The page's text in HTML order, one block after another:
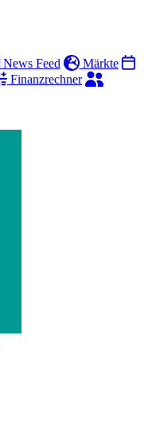
News Feed
Märkte
Finanzrechner